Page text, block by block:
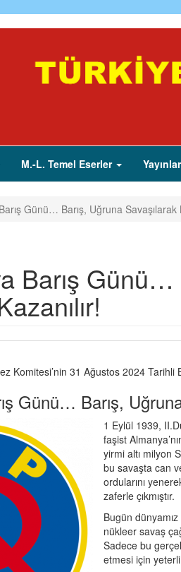
M.-L. Temel Eserler Yayınlar
Günü… Barış, Uğruna Savaşılarak
Barış Günü…
Komitesi’nin 31 Ağustos 2024 Tarihli
Günü… Barış,
1 Eylül 1939,
faşist
yirmi altı milyon
bu savaşta can
ordularını
zaferle çıkmıştır.
Bugün
nükleer savaş
Sadece bu
etmesi için